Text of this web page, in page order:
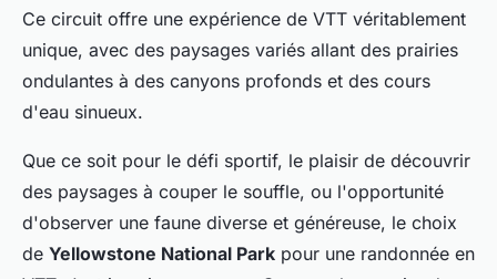
Ce circuit offre une expérience de VTT véritablement
unique, avec des paysages variés allant des prairies
ondulantes à des canyons profonds et des cours
d'eau sinueux.
Que ce soit pour le défi sportif, le plaisir de découvrir
des paysages à couper le souffle, ou l'opportunité
d'observer une faune diverse et généreuse, le choix
de Yellowstone National Park pour une randonnée en